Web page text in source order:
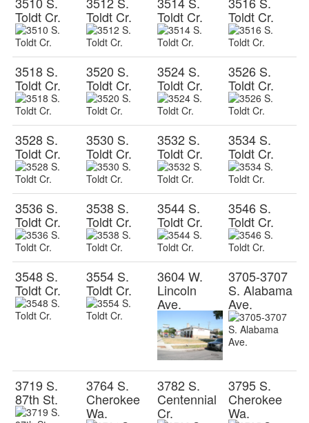
Toldt Cr. Toldt Cr. Toldt Cr. Toldt Cr.
3518 S.
Toldt Cr.
3520 S.
Toldt Cr.
3524 S.
Toldt Cr.
3526 S.
Toldt Cr.
3528 S.
Toldt Cr.
3530 S.
Toldt Cr.
3532 S.
Toldt Cr.
3534 S.
Toldt Cr.
3536 S.
Toldt Cr.
3538 S.
Toldt Cr.
3544 S.
Toldt Cr.
3546 S.
Toldt Cr.
3548 S.
Toldt Cr.
3554 S.
Toldt Cr.
3604 W.
Lincoln
Ave.
3705-3707
S. Alabama
Ave.
3719 S.
87th St.
3764 S.
Cherokee
Wa.
3782 S.
Centennial
Cr.
3795 S.
Cherokee
Wa.